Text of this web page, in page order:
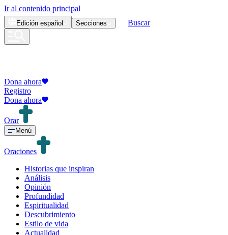
Ir al contenido principal
Edición español Secciones Buscar
Dona ahora
Registro
Dona ahora
Orar
Menú
Oraciones
Historias que inspiran
Análisis
Opinión
Profundidad
Espiritualidad
Descubrimiento
Estilo de vida
Actualidad